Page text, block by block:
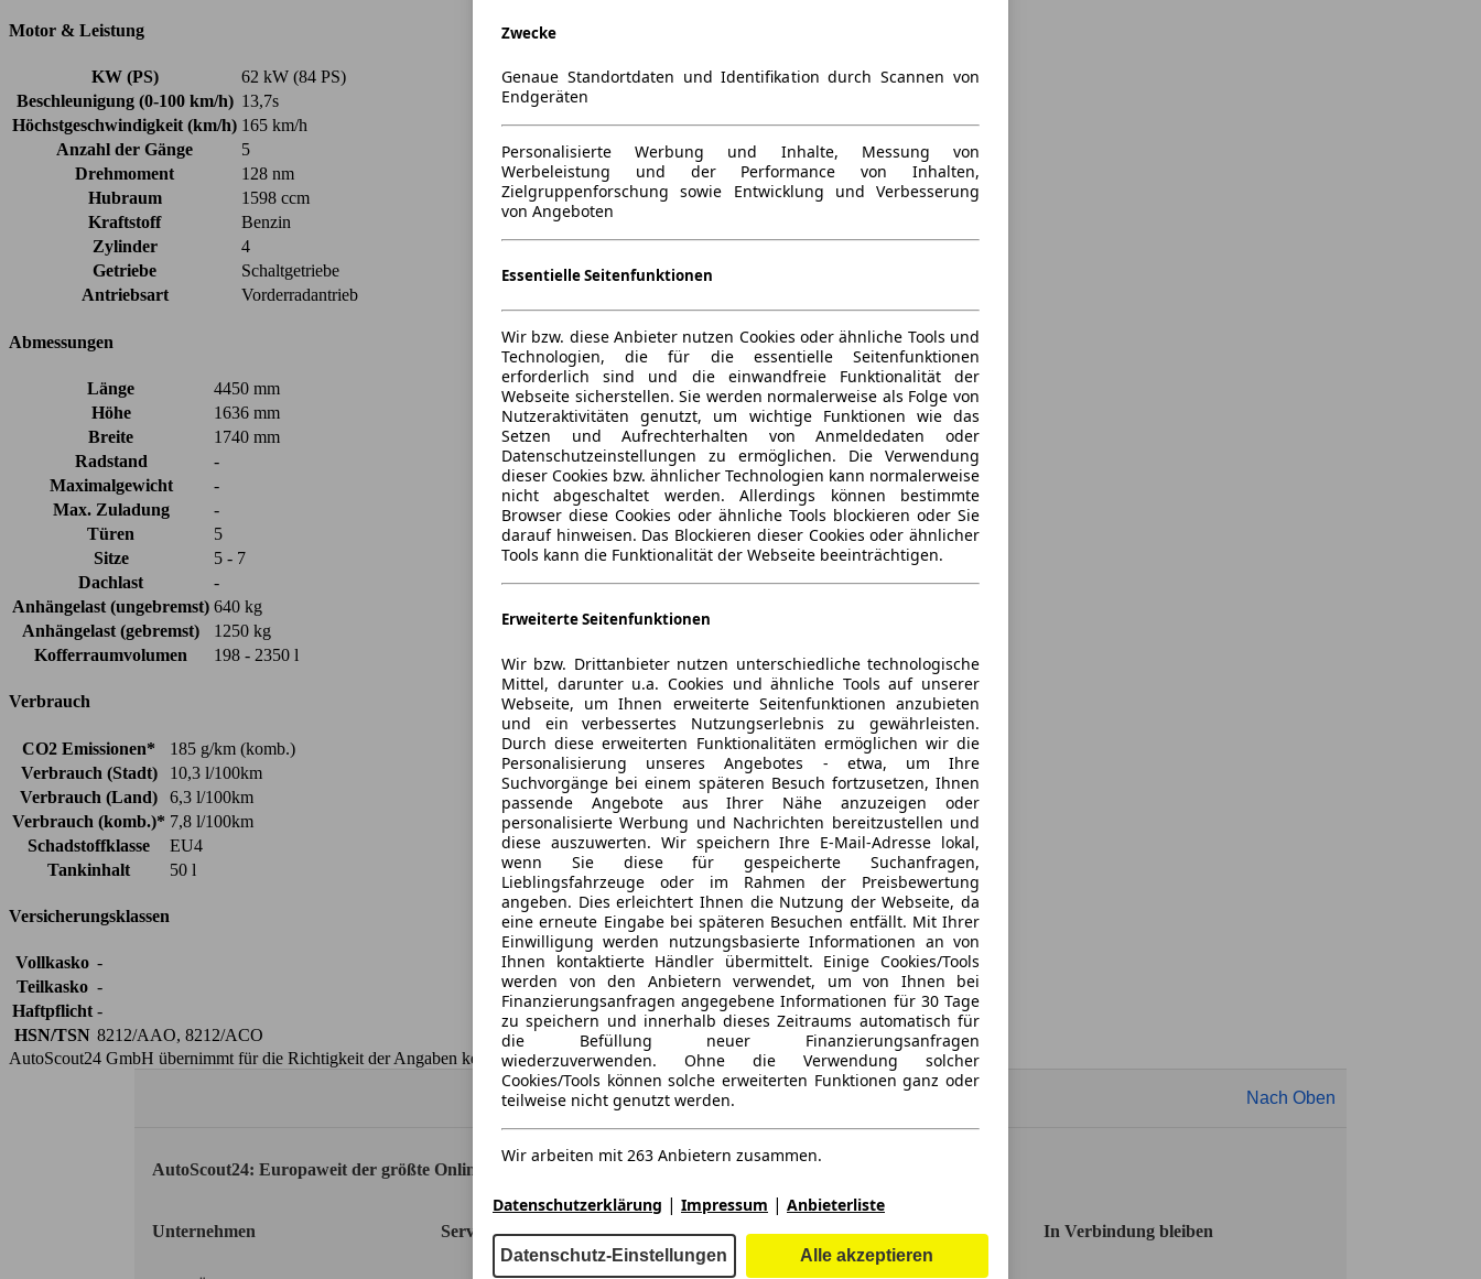
Motor & Leistung
KW (PS)
62 kW (84 PS)
Beschleunigung (0-100 km/h) 13,7s
Höchstgeschwindigkeit (km/h) 165 km/h
Anzahl der Gänge
5
Drehmoment
128 nm
Hubraum
1598 ccm
Kraftstoff
Benzin
Zylinder
4
Getriebe
Schaltgetriebe
Antriebsart
Vorderradantrieb
Abmessungen
Länge
4450 mm
Höhe
1636 mm
Breite
1740 mm
Radstand
-
Maximalgewicht
-
Max. Zuladung
-
Türen
5
Sitze
5 - 7
Dachlast
-
Anhängelast (ungebremst) 640 kg
Anhängelast (gebremst)
1250 kg
Kofferraumvolumen
198 - 2350 l
Verbrauch
CO2 Emissionen*
185 g/km (komb.)
Verbrauch (Stadt)
10,3 l/100km
Verbrauch (Land)
6,3 l/100km
Verbrauch (komb.)* 7,8 l/100km
Schadstoffklasse
EU4
Tankinhalt
50 l
Versicherungsklassen
Vollkasko -
Teilkasko -
Haftpflicht -
HSN/TSN 8212/AAO, 8212/ACO
AutoScout24 GmbH übernimmt für die Richtigkeit der Angaben keine Gewähr.
Nach Oben
AutoScout24: Europaweit der größte Online-Automarkt.
Unternehmen Service Händler In Verbindung bleiben
Zwecke
Genaue Standortdaten und Identifikation durch Scannen von
Endgeräten
Personalisierte Werbung und Inhalte, Messung von
Werbeleistung und der Performance von Inhalten,
Zielgruppenforschung sowie Entwicklung und Verbesserung
von Angeboten
Essentielle Seitenfunktionen
Wir bzw. diese Anbieter nutzen Cookies oder ähnliche Tools und
Technologien, die für die essentielle Seitenfunktionen
erforderlich sind und die einwandfreie Funktionalität der
Webseite sicherstellen. Sie werden normalerweise als Folge von
Nutzeraktivitäten genutzt, um wichtige Funktionen wie das
Setzen und Aufrechterhalten von Anmeldedaten oder
Datenschutzeinstellungen zu ermöglichen. Die Verwendung
dieser Cookies bzw. ähnlicher Technologien kann normalerweise
nicht abgeschaltet werden. Allerdings können bestimmte
Browser diese Cookies oder ähnliche Tools blockieren oder Sie
darauf hinweisen. Das Blockieren dieser Cookies oder ähnlicher
Tools kann die Funktionalität der Webseite beeinträchtigen.
Erweiterte Seitenfunktionen
Wir bzw. Drittanbieter nutzen unterschiedliche technologische
Mittel, darunter u.a. Cookies und ähnliche Tools auf unserer
Webseite, um Ihnen erweiterte Seitenfunktionen anzubieten
und ein verbessertes Nutzungserlebnis zu gewährleisten.
Durch diese erweiterten Funktionalitäten ermöglichen wir die
Personalisierung unseres Angebotes - etwa, um Ihre
Suchvorgänge bei einem späteren Besuch fortzusetzen, Ihnen
passende Angebote aus Ihrer Nähe anzuzeigen oder
personalisierte Werbung und Nachrichten bereitzustellen und
diese auszuwerten. Wir speichern Ihre E-Mail-Adresse lokal,
wenn Sie diese für gespeicherte Suchanfragen,
Lieblingsfahrzeuge oder im Rahmen der Preisbewertung
angeben. Dies erleichtert Ihnen die Nutzung der Webseite, da
eine erneute Eingabe bei späteren Besuchen entfällt. Mit Ihrer
Einwilligung werden nutzungsbasierte Informationen an von
Ihnen kontaktierte Händler übermittelt. Einige Cookies/Tools
werden von den Anbietern verwendet, um von Ihnen bei
Finanzierungsanfragen angegebene Informationen für 30 Tage
zu speichern und innerhalb dieses Zeitraums automatisch für
die Befüllung neuer Finanzierungsanfragen
wiederzuverwenden. Ohne die Verwendung solcher
Cookies/Tools können solche erweiterten Funktionen ganz oder
teilweise nicht genutzt werden.
Wir arbeiten mit 263 Anbietern zusammen.
Datenschutzerklärung | Impressum | Anbieterliste
Datenschutz-Einstellungen Alle akzeptieren